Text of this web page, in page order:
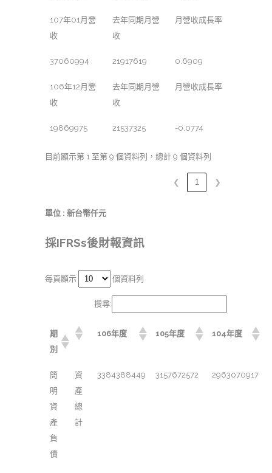
107年01月營
收
去年同期月營
收
月營收成長率
37060994 21917619 0.6909
106年12月營
收
去年同期月營
收
月營收成長率
19869975 21537325 -0.0774
目前顯示第 1 至第 9 個資料列，總計 9 個資料列
❮ 1 ❯
單位 : 新台幣仟元
採IFRSs後財報資訊
每頁顯示 個資料列
搜尋:
期
別
106年度 105年度 104年度
簡
明
資
產
負
債
資
產
總
計
3384388449 3157672572 2963070917